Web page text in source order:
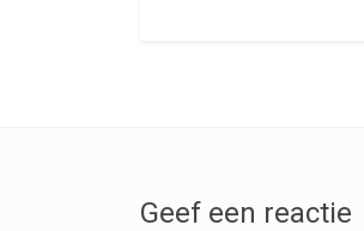
Geef een reactie